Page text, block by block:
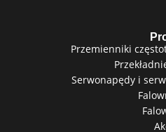
Przemienniki
Serwonapędy i